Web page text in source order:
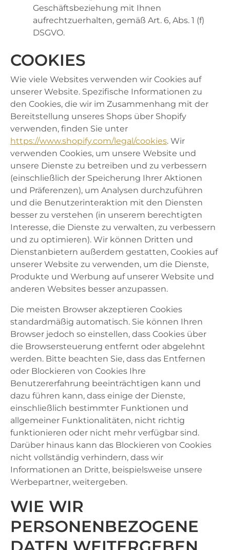
Geschäftsbeziehung mit Ihnen
aufrechtzuerhalten, gemäß Art. 6, Abs. 1 (f)
DSGVO.
COOKIES
Wie viele Websites verwenden wir Cookies auf
unserer Website. Spezifische Informationen zu
den Cookies, die wir im Zusammenhang mit der
Bereitstellung unseres Shops über Shopify
verwenden, finden Sie unter
https://www.shopify.com/legal/cookies. Wir
verwenden Cookies, um unsere Website und
unsere Dienste zu betreiben und zu verbessern
(einschließlich der Speicherung Ihrer Aktionen
und Präferenzen), um Analysen durchzuführen
und die Benutzerinteraktion mit den Diensten
besser zu verstehen (in unserem berechtigten
Interesse, die Dienste zu verwalten, zu verbessern
und zu optimieren). Wir können Dritten und
Dienstanbietern außerdem gestatten, Cookies auf
unserer Website zu verwenden, um die Dienste,
Produkte und Werbung auf unserer Website und
anderen Websites besser anzupassen.
Die meisten Browser akzeptieren Cookies
standardmäßig automatisch. Sie können Ihren
Browser jedoch so einstellen, dass Cookies über
die Browsersteuerung entfernt oder abgelehnt
werden. Bitte beachten Sie, dass das Entfernen
oder Blockieren von Cookies Ihre
Benutzererfahrung beeinträchtigen kann und
dazu führen kann, dass einige der Dienste,
einschließlich bestimmter Funktionen und
allgemeiner Funktionalitäten, nicht richtig
funktionieren oder nicht mehr verfügbar sind.
Darüber hinaus kann das Blockieren von Cookies
nicht vollständig verhindern, dass wir
Informationen an Dritte, beispielsweise unsere
Werbepartner, weitergeben.
WIE WIR
PERSONENBEZOGENE